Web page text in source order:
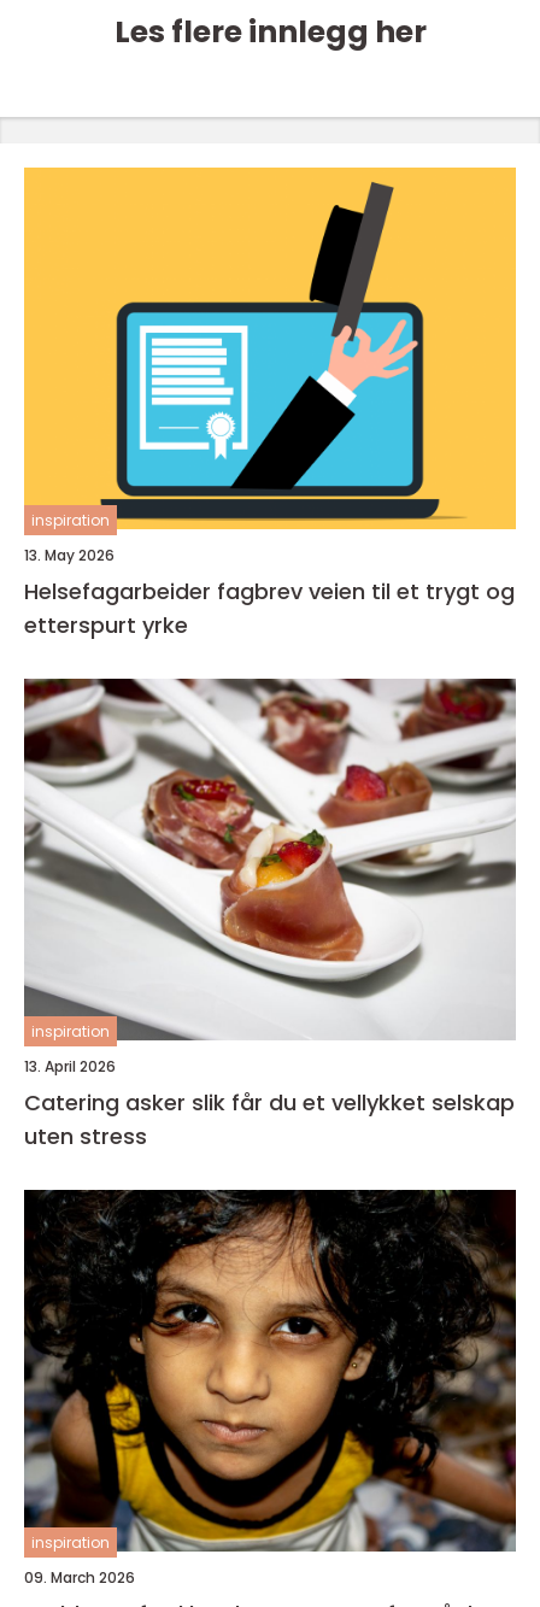
Les flere innlegg her
inspiration
13. May 2026
Helsefagarbeider fagbrev veien til et trygt og
etterspurt yrke
inspiration
13. April 2026
Catering asker slik får du et vellykket selskap
uten stress
inspiration
09. March 2026